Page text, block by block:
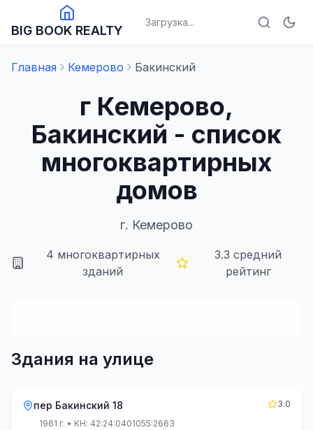
BIG BOOK REALTY
Загрузка...
Главная Кемерово Бакинский
г Кемерово,
Бакинский - список
многоквартирных
домов
г. Кемерово
4 многоквартирных
зданий
3.3 средний
рейтинг
Здания на улице
пер Бакинский 18
3.0
1961 г. • КН: 42:24:0401055:2663